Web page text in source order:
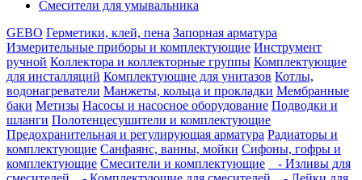
Смесители для умывальника
GEBO Герметики, клей, пена Запорная арматура
Измерительные приборы и комплектующие Инструмент
ручной Коллектора и коллекторные группы Комплектующие
для инсталляций Комплектующие для унитазов Котлы,
водонагреватели Манжеты, кольца и прокладки Мембранные
баки Метизы Насосы и насосное оборудование Подводки и
шланги Полотенцесушители и комплектующие
Предохранительная и регулирующая арматура Радиаторы и
комплектующие Санфаянс, ванны, мойки Сифоны, гофры и
комплектующие Смесители и комплектующие
- Изливы для